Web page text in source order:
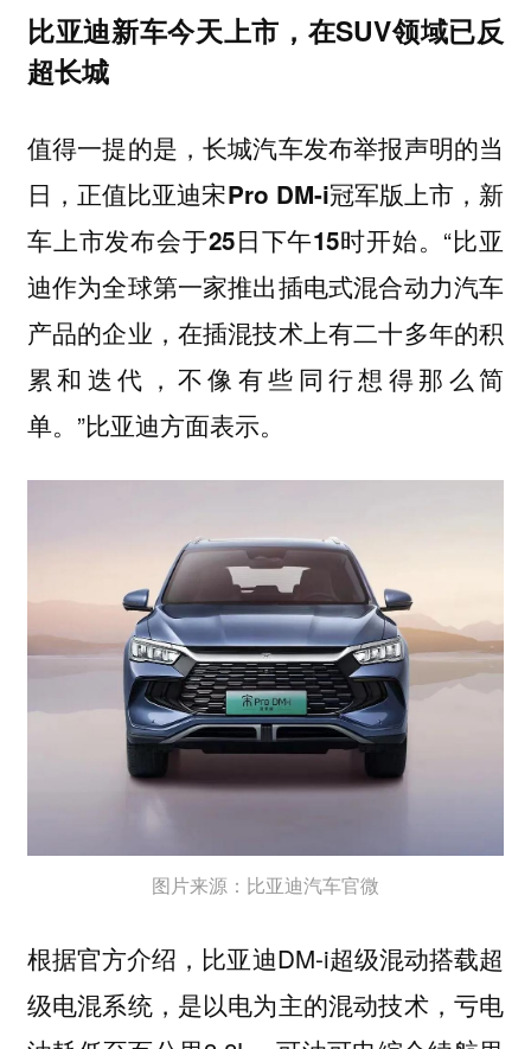
比亚迪新车今天上市，在SUV领域已反
超长城
值得一提的是，长城汽车发布举报声明的当
日， 正值比亚迪宋Pro DM-i冠军版上市，新
车上市发布会于25日下午15时开始。“比亚
迪作为全球第一家推出插电式混合动力汽车
产品的企业，在插混技术上有二十多年的积
累和迭代，不像有些同行想得那么简
单。”比亚迪方面表示。
图片来源：比亚迪汽车官微
根据官方介绍，比亚迪DM-i超级混动搭载超
级电混系统，是以电为主的混动技术，亏电